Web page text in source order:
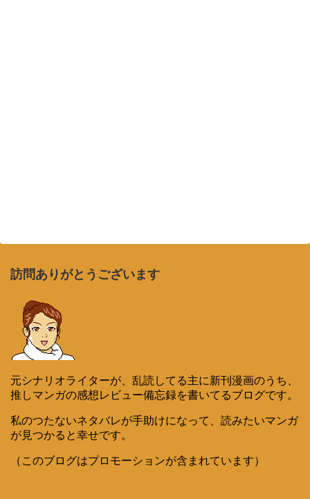
訪問ありがとうございます
元シナリオライターが、乱読してる主に新刊漫画のうち、
推しマンガの感想レビュー備忘録を書いてるブログです。
私のつたないネタバレが手助けになって、読みたいマンガ
が見つかると幸せです。
（このブログはプロモーションが含まれています）